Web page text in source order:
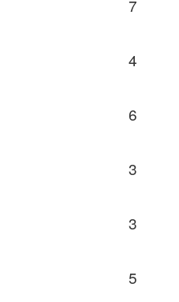
7
4
6
3
3
5